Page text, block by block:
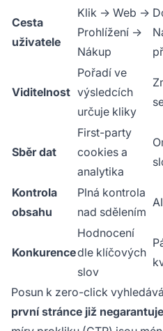
Cesta
uživatele
Klik → Web →
Prohlížení →
Nákup
Viditelnost
Pořadí ve
výsledcích
určuje kliky
Sběr dat
First-party
cookies a
analytika
Kontrola
obsahu
Plná kontrola
nad sdělením
Konkurence
Hodnocení
dle klíčových
slov
Posun k zero-click
první stránce již